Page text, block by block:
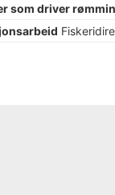
som driver